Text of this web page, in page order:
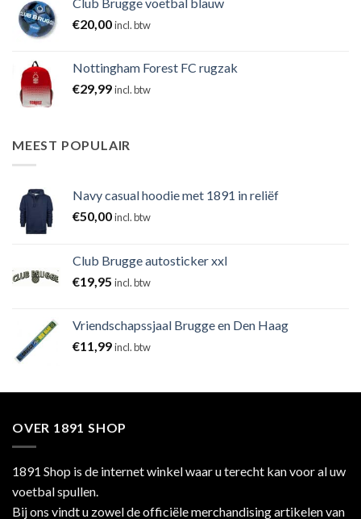
€20,00incl. btw
Nottingham Forest FC rugzak
€29,99incl. btw
MEEST POPULAIR
Navy casual hoodie met 1891 in reliëf
€50,00incl. btw
Club Brugge autosticker xxl
€19,95 incl. btw
Vriendschapssjaal Brugge en Den Haag
€11,99incl. btw
OVER 1891 SHOP
1891 Shop is de internet winkel waar u terecht kan voor al uw
voetbal spullen.
Bij ons vindt u zowel de officiële merchandising artikelen van